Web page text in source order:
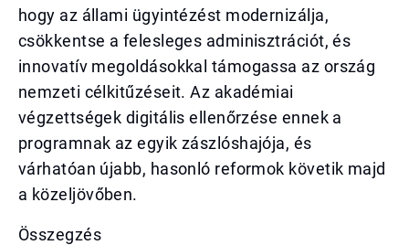
hogy az állami ügyintézést modernizálja,
csökkentse a felesleges adminisztrációt, és
innovatív megoldásokkal támogassa az ország
nemzeti célkitűzéseit. Az akadémiai
végzettségek digitális ellenőrzése ennek a
programnak az egyik zászlóshajója, és
várhatóan újabb, hasonló reformok követik majd
a közeljövőben.
Összegzés